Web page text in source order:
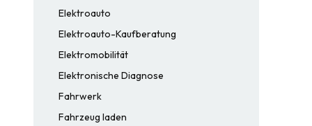
Elektroauto
Elektroauto-Kaufberatung
Elektromobilität
Elektronische Diagnose
Fahrwerk
Fahrzeug laden